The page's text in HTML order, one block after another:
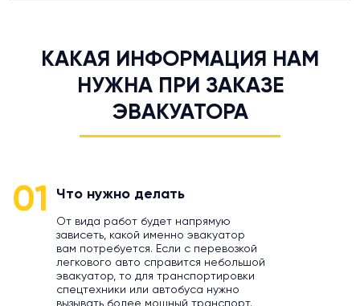
КАКАЯ ИНФОРМАЦИЯ НАМ
НУЖНА ПРИ ЗАКАЗЕ
ЭВАКУАТОРА
01 Что нужно делать
От вида работ будет напрямую
зависеть, какой именно эвакуатор
вам потребуется. Если с перевозкой
легкового авто справится небольшой
эвакуатор, то для транспортировки
спецтехники или автобуса нужно